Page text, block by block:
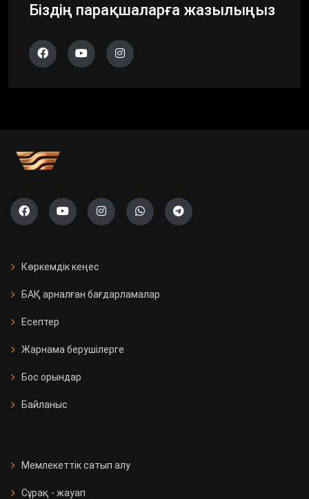
Біздің парақшаларға жазылыңыз
Көркемдік кеңес
БАҚ арналған бағдарламалар
Есептер
Жарнама берушілерге
Бос орындар
Байланыс
Мемлекеттік сатып алу
Сұрақ - жауап